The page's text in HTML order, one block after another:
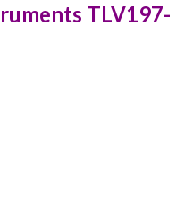
TLV197-